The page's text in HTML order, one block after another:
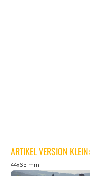
ARTIKEL VERSION KLEIN:
44x65 mm